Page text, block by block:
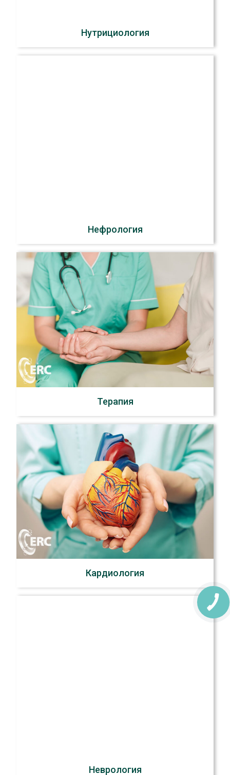
Нутрициология
Нефрология
Терапия
Кардиология
Неврология